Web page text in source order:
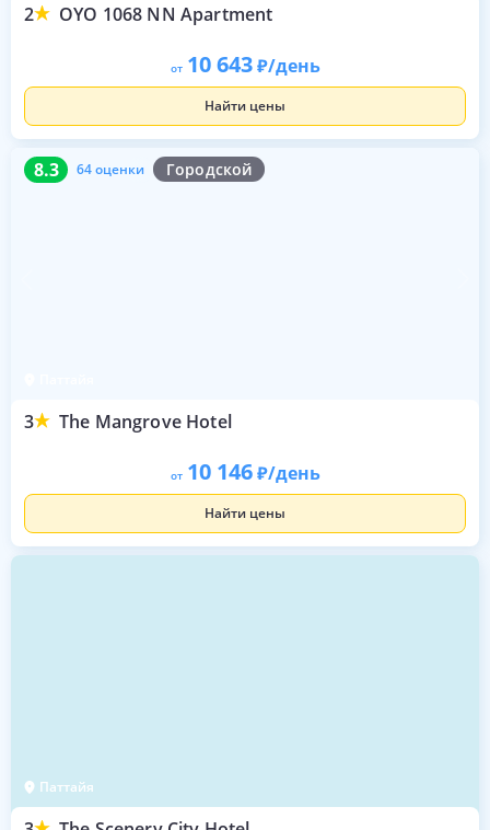
2 OYO 1068 NN Apartment
от 10 643 /день
Найти цены
8.3 64 оценки Городской
3 The Mangrove Hotel
8.3 64 оценки
от 10 146 /день
Найти цены
Паттайя